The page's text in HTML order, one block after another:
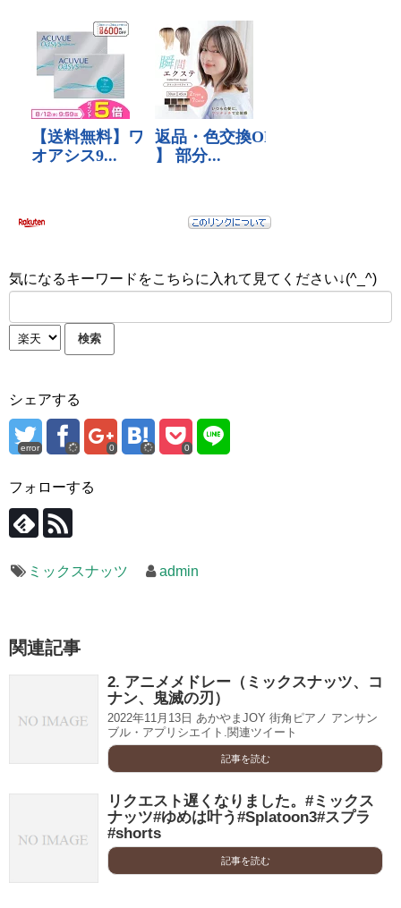
気になるキーワードをこちらに入れて見てください↓(^_^)
シェアする
error 0 0
フォローする
ミックスナッツ admin
関連記事
2. アニメメドレー（ミックスナッツ、コ
ナン、鬼滅の刃）
2022年11月13日 あかやまJOY 街角ピアノ アンサン
ブル・アプリシエイト.関連ツイート
記事を読む
リクエスト遅くなりました。#ミックス
ナッツ#ゆめは叶う#Splatoon3#スプラ
#shorts
記事を読む